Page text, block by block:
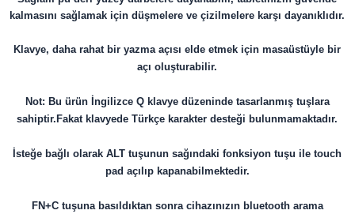
kalmasını sağlamak için düşmelere ve çizilmelere karşı dayanıklıdır.
Klavye, daha rahat bir yazma açısı elde etmek için masaüstüyle bir
açı oluşturabilir.
Not: Bu ürün İngilizce Q klavye düzeninde tasarlanmış tuşlara
sahiptir.Fakat klavyede Türkçe karakter desteği bulunmamaktadır.
İsteğe bağlı olarak ALT tuşunun sağındaki fonksiyon tuşu ile touch
pad açılıp kapanabilmektedir.
FN+C tuşuna basıldıktan sonra cihazınızın bluetooth arama